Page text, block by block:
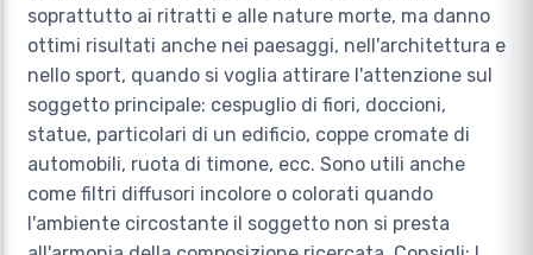
soprattutto ai ritratti e alle nature morte, ma danno
ottimi risultati anche nei paesaggi, nell'architettura e
nello sport, quando si voglia attirare l'attenzione sul
soggetto principale: cespuglio di fiori, doccioni,
statue, particolari di un edificio, coppe cromate di
automobili, ruota di timone, ecc. Sono utili anche
come filtri diffusori incolore o colorati quando
l'ambiente circostante il soggetto non si presta